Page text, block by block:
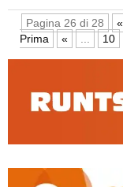
Pagina 26 di 28
«
Prima
« 10